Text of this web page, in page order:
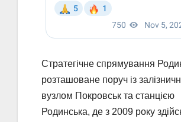
Стратегічне спрямування
розташоване поруч із
вузлом Покровськ та станцією
Родинська, де з 2009 року